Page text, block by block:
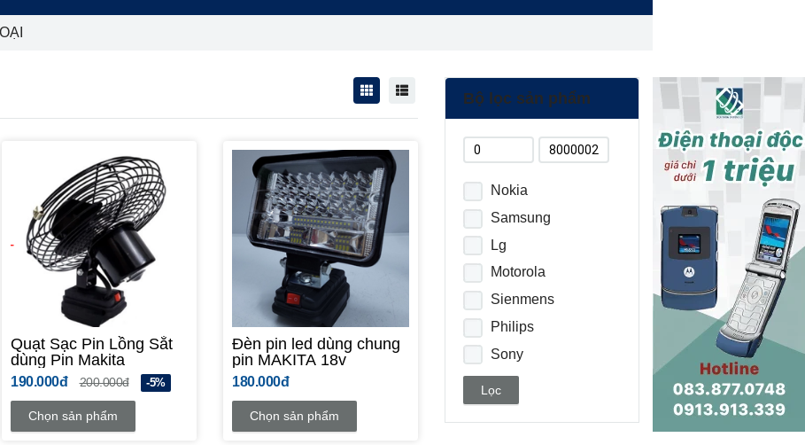
Quạt Sạc Pin Lồng Sắt
dùng Pin Makita
190.000đ 200.000đ -5%
Chọn sản phẩm
Đèn pin led dùng chung
pin MAKITA 18v
180.000đ
Chọn sản phẩm
Bộ lọc sản phẩm
Nokia
Samsung
Lg
Motorola
Sienmens
Philips
Sony
Blackberry
Iphone
Lọc